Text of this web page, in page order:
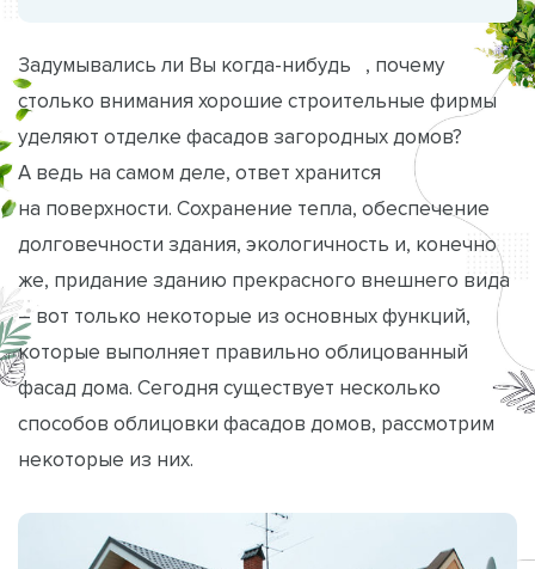
Задумывались ли Вы когда-нибудь , почему
столько внимания хорошие строительные фирмы
уделяют отделке фасадов загородных домов?
А ведь на самом деле, ответ хранится
на поверхности. Сохранение тепла, обеспечение
долговечности здания, экологичность и, конечно
же, придание зданию прекрасного внешнего вида
– вот только некоторые из основных функций,
которые выполняет правильно облицованный
фасад дома. Сегодня существует несколько
способов облицовки фасадов домов, рассмотрим
некоторые из них.